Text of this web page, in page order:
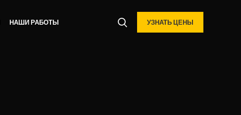
НАШИ РАБОТЫ УЗНАТЬ ЦЕНЫ